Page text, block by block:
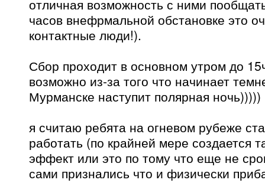
отличная возможность с ними
часов внефрмальной обстановке это
контактные люди!).
Сбор проходит в основном утром до
возможно из-за того что начинает
Мурманске наступит полярная ночь)))))
я считаю ребята на огневом рубеже
работать (по крайней мере создается
эффект или это по тому что еще не
сами признались что и физически